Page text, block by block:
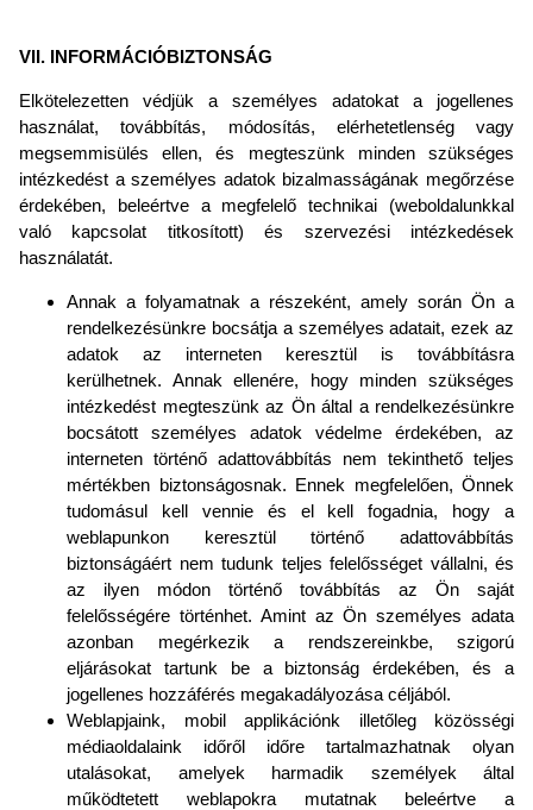
VII. INFORMÁCIÓBIZTONSÁG
Elkötelezetten védjük a személyes adatokat a jogellenes
használat, továbbítás, módosítás, elérhetetlenség vagy
megsemmisülés ellen, és megteszünk minden szükséges
intézkedést a személyes adatok bizalmasságának megőrzése
érdekében, beleértve a megfelelő technikai (weboldalunkkal
való kapcsolat titkosított) és szervezési intézkedések
használatát.
Annak a folyamatnak a részeként, amely során Ön a
rendelkezésünkre bocsátja a személyes adatait, ezek az
adatok az interneten keresztül is továbbításra
kerülhetnek. Annak ellenére, hogy minden szükséges
intézkedést megteszünk az Ön által a rendelkezésünkre
bocsátott személyes adatok védelme érdekében, az
interneten történő adattovábbítás nem tekinthető teljes
mértékben biztonságosnak. Ennek megfelelően, Önnek
tudomásul kell vennie és el kell fogadnia, hogy a
weblapunkon keresztül történő adattovábbítás
biztonságáért nem tudunk teljes felelősséget vállalni, és
az ilyen módon történő továbbítás az Ön saját
felelősségére történhet. Amint az Ön személyes adata
azonban megérkezik a rendszereinkbe, szigorú
eljárásokat tartunk be a biztonság érdekében, és a
jogellenes hozzáférés megakadályozása céljából.
Weblapjaink, mobil applikációnk illetőleg közösségi
médiaoldalaink időről időre tartalmazhatnak olyan
utalásokat, amelyek harmadik személyek által
működtetett weblapokra mutatnak beleértve a